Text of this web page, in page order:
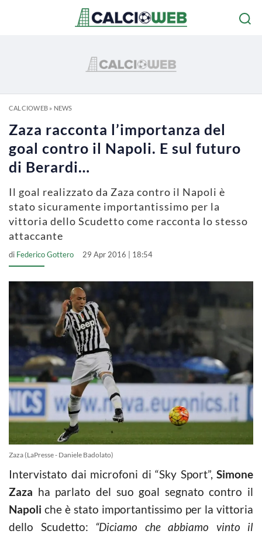
CALCIOWEB» NEWS
Zaza racconta l’importanza del
goal contro il Napoli. E sul futuro
di Berardi…
Il goal realizzato da Zaza contro il Napoli è
stato sicuramente importantissimo per la
vittoria dello Scudetto come racconta lo stesso
attaccante
di Federico Gottero 29 Apr 2016 | 18:54
Zaza (LaPresse - Daniele Badolato)
Intervistato dai microfoni di “Sky Sport”, Simone
Zaza ha parlato del suo goal segnato contro il
Napoli che è stato importantissimo per la vittoria
dello Scudetto: “Diciamo che abbiamo vinto il